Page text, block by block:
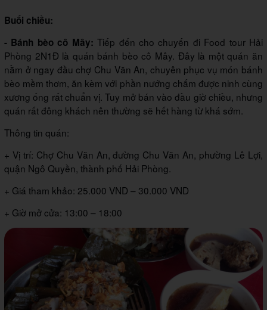
Buổi chiều:
- Bánh bèo cô Mây: Tiếp đến cho chuyến đi Food tour Hải
Phòng 2N1Đ là quán bánh bèo cô Mây. Đây là một quán ăn
nằm ở ngay đầu chợ Chu Văn An, chuyên phục vụ món bánh
bèo mềm thơm, ăn kèm với phần nướng chấm được ninh cùng
xương ống rất chuẩn vị. Tuy mở bán vào đầu giờ chiều, nhưng
quán rất đông khách nên thường sẽ hết hàng từ khá sớm.
Thông tin quán:
+ Vị trí: Chợ Chu Văn An, đường Chu Văn An, phường Lê Lợi,
quận Ngô Quyền, thành phố Hải Phòng.
+ Giá tham khảo: 25.000 VND – 30.000 VND
+ Giờ mở cửa: 13:00 – 18:00